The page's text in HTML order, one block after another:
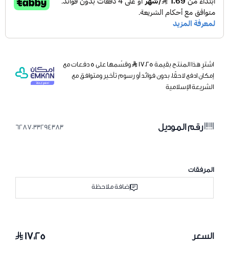
اشترِ هذا المنتج بقيمة ١٧٫٢٥
وقسّمها على 5 دفعات مع
إمكان ادفع لاحقًا، بدون فوائد أو رسوم تأخير ومتوافق مع
الشريعة الإسلامية
رقم الموديل 6287033294383
المرفقات
إضافة ملاحظة
السعر ١٧٫٢٥